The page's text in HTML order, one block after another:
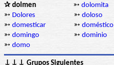
✰ dolmen
➳ dolomita
➳ Dolores ➳ doloso
➳ domesticar ➳ doméstico
➳ domingo ➳ dominio
➳ domo
↓↓↓ Grupos Siguientes